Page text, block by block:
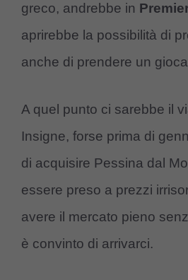
greco, andrebbe in
aprirebbe la possibilità di
anche di prendere un
A quel punto ci sarebbe il
Insigne, forse prima di
di acquisire Pessina dal
essere preso a prezzi
avere il mercato pieno
è convinto di arrivarci.